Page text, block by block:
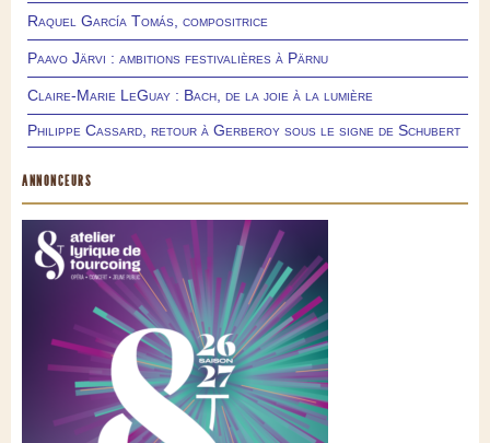
Raquel García Tomás, compositrice
Paavo Järvi : ambitions festivalières à Pärnu
Claire-Marie LeGuay : Bach, de la joie à la lumière
Philippe Cassard, retour à Gerberoy sous le signe de Schubert
ANNONCEURS